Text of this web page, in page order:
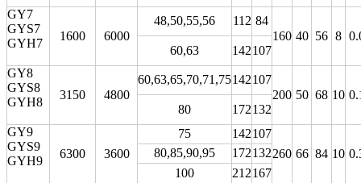
GY7
GYS7
GYH7
1600 6000
48,50,55,56 112 84
160 40 56 8
60,63
142107
GY8
GYS8
GYH8
3150 4800
60,63,65,70,71,75142107
200 50 68 10
80
172132
GY9
GYS9
GYH9
6300 3600
75 142107
260 66 84 10
80,85,90,95 172132
100
212167